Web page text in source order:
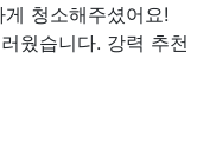
청소해주셨어요!
웠습니다. 강력 추천